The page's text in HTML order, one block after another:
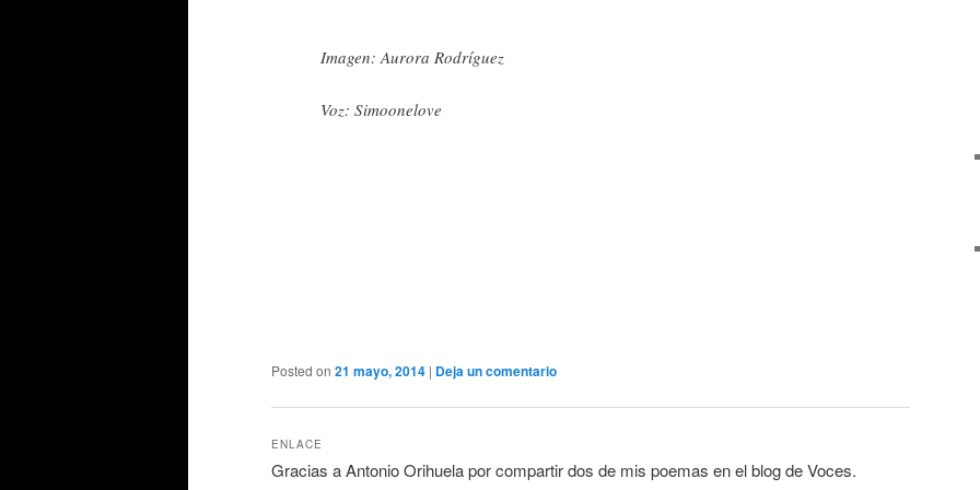
Imagen: Aurora Rodríguez
Voz: Simoonelove
Posted on 21 mayo, 2014 | Deja un comentario
ENLACE
Gracias a Antonio Orihuela por compartir dos de mis poemas en el blog de Voces.